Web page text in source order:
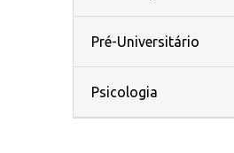
Pré-Universitário
Psicologia